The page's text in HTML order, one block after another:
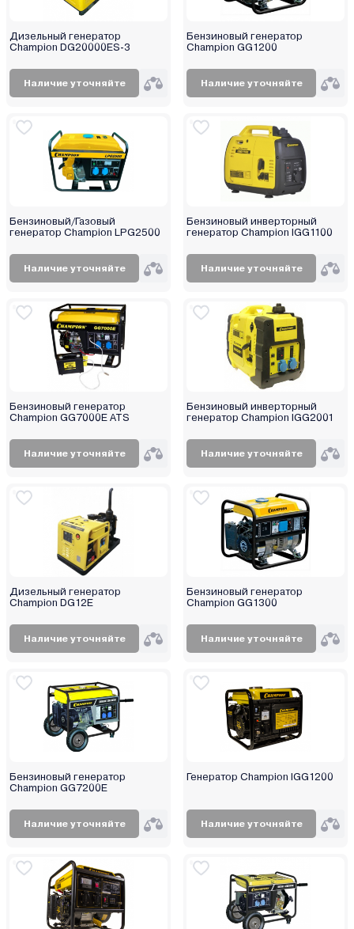
Дизельный генератор
Champion DG20000ES-3
Наличие уточняйте
Бензиновый генератор
Champion GG1200
Наличие уточняйте
Бензиновый/Газовый
генератор Champion LPG2500
Наличие уточняйте
Бензиновый инверторный
генератор Champion IGG1100
Наличие уточняйте
Бензиновый генератор
Champion GG7000E ATS
Наличие уточняйте
Бензиновый инверторный
генератор Champion IGG2001
Наличие уточняйте
Дизельный генератор
Champion DG12E
Наличие уточняйте
Бензиновый генератор
Champion GG1300
Наличие уточняйте
Бензиновый генератор
Champion GG7200E
Наличие уточняйте
Генератор Champion IGG1200
Наличие уточняйте